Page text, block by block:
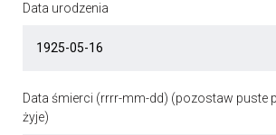
Data urodzenia
Data śmierci (rrrr-mm-dd) (pozostaw puste
żyje)